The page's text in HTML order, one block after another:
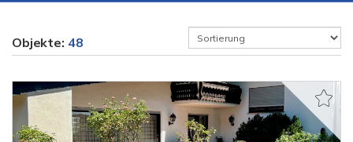
Objekte: 48